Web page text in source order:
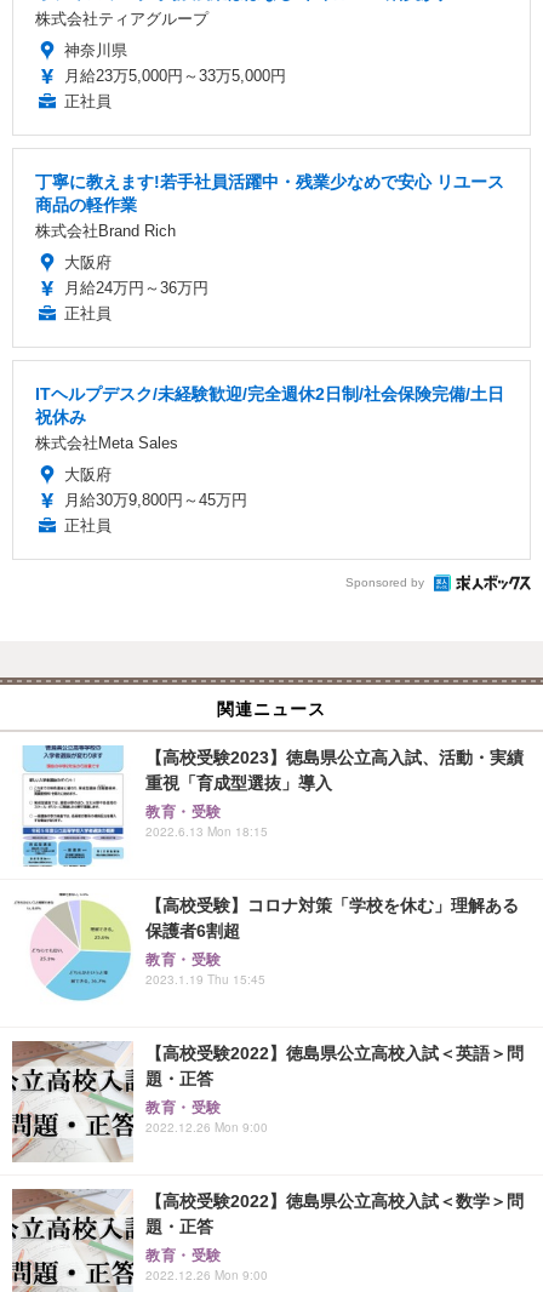
株式会社ティアグループ
神奈川県
月給23万5,000円～33万5,000円
正社員
丁寧に教えます!若手社員活躍中・残業少なめで安心 リユース
商品の軽作業
株式会社Brand Rich
大阪府
月給24万円～36万円
正社員
ITヘルプデスク/未経験歓迎/完全週休2日制/社会保険完備/土日
祝休み
株式会社Meta Sales
大阪府
月給30万9,800円～45万円
正社員
Sponsored by
関連ニュース
【高校受験2023】徳島県公立高入試、活動・実績
重視「育成型選抜」導入
教育・受験
2022.6.13 Mon 18:15
【高校受験】コロナ対策「学校を休む」理解ある
保護者6割超
教育・受験
2023.1.19 Thu 15:45
【高校受験2022】徳島県公立高校入試＜英語＞問
題・正答
教育・受験
2022.12.26 Mon 9:00
【高校受験2022】徳島県公立高校入試＜数学＞問
題・正答
教育・受験
2022.12.26 Mon 9:00